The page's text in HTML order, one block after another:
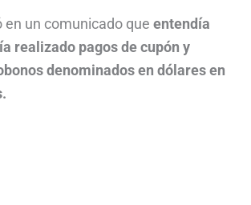
en un comunicado que entendía
realizado pagos de cupón y
denominados en dólares en